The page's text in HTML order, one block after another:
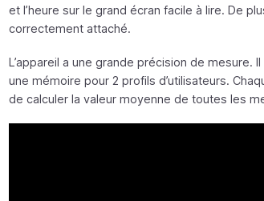
et l’heure sur le grand écran facile à lire. De
correctement attaché.
L’appareil a une grande précision de
une mémoire pour 2 profils d’utilisateurs.
de calculer la valeur moyenne de toutes les